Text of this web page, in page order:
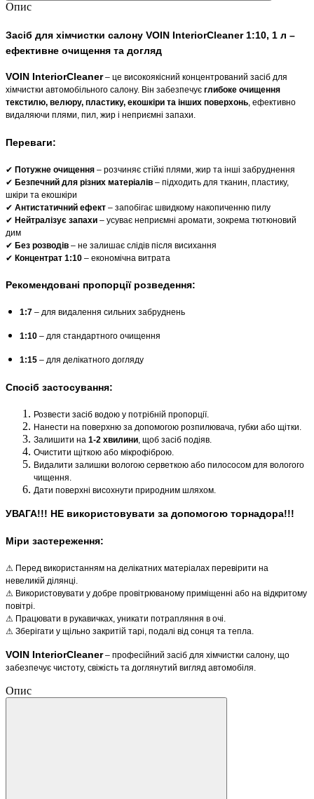
Опис
Засіб для хімчистки салону VOIN InteriorCleaner 1:10, 1 л –
ефективне очищення та догляд
VOIN InteriorCleaner– це високоякісний концентрований засіб для
хімчистки автомобільного салону. Він забезпечує глибоке очищення
текстилю, велюру, пластику, екошкіри та інших поверхонь, ефективно
видаляючи плями, пил, жир і неприємні запахи.
Переваги:
✔ Потужне очищення – розчиняє стійкі плями, жир та інші забруднення
✔ Безпечний для різних матеріалів – підходить для тканин, пластику,
шкіри та екошкіри
✔ Антистатичний ефект – запобігає швидкому накопиченню пилу
✔ Нейтралізує запахи – усуває неприємні аромати, зокрема тютюновий
дим
✔ Без розводів – не залишає слідів після висихання
✔ Концентрат 1:10 – економічна витрата
Рекомендовані пропорції розведення:
1:7 – для видалення сильних забруднень
1:10 – для стандартного очищення
1:15 – для делікатного догляду
Спосіб застосування:
Розвести засіб водою у потрібній пропорції.
Нанести на поверхню за допомогою розпилювача, губки або щітки.
Залишити на 1-2 хвилини , щоб засіб подіяв.
Очистити щіткою або мікрофіброю.
Видалити залишки вологою серветкою або пилососом для вологого
чищення.
Дати поверхні висохнути природним шляхом.
УВАГА!!! НЕ використовувати за допомогою торнадора!!!
Міри застереження:
⚠ Перед використанням на делікатних матеріалах перевірити на
невеликій ділянці.
⚠ Використовувати у добре провітрюваному приміщенні або на відкритому
повітрі.
⚠ Працювати в рукавичках, уникати потрапляння в очі.
⚠ Зберігати у щільно закритій тарі, подалі від сонця та тепла.
VOIN InteriorCleaner– професійний засіб для хімчистки салону, що
забезпечує чистоту, свіжість та доглянутий вигляд автомобіля.
Опис